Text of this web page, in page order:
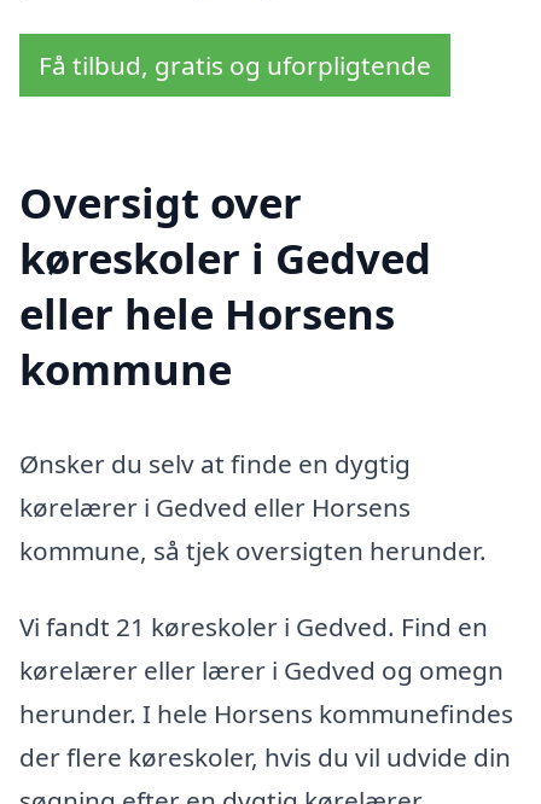
Få tilbud, gratis og uforpligtende
Oversigt over
køreskoler i Gedved
eller hele Horsens
kommune
Ønsker du selv at finde en dygtig
kørelærer i Gedved eller Horsens
kommune, så tjek oversigten herunder.
Vi fandt 21 køreskoler i Gedved. Find en
kørelærer eller lærer i Gedved og omegn
herunder. I hele Horsens kommunefindes
der flere køreskoler, hvis du vil udvide din